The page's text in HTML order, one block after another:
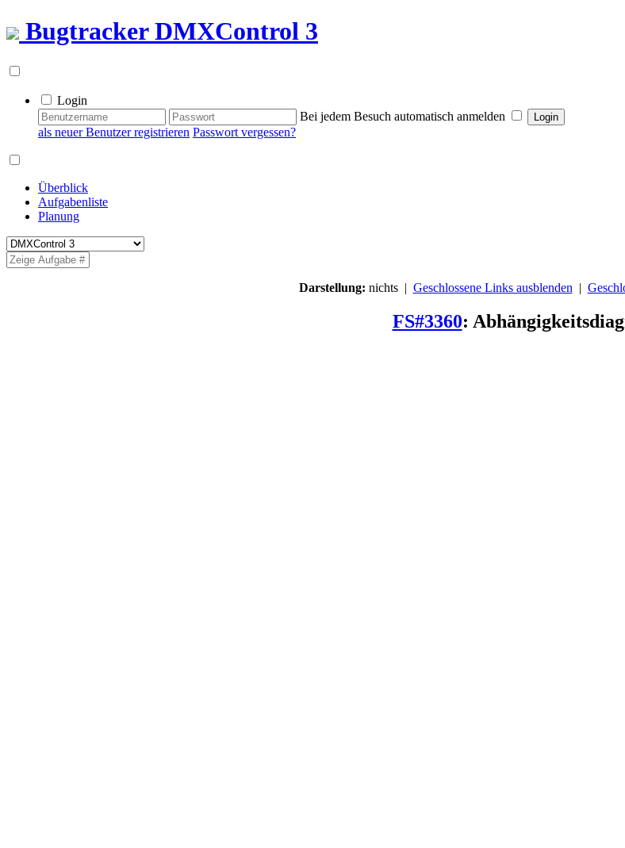
BugtrackerDMXControl 3
Login
Bei jedem Besuch automatisch anmelden
als neuer Benutzer registrieren Passwort vergessen?
Überblick
Aufgabenliste
Planung
Darstellung: nichts | Geschlossene Links ausblenden |
FS#3360: